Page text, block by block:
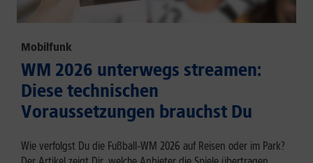
Mobilfunk
WM 2026 unterwegs streamen:
Diese technischen
Voraussetzungen brauchst Du
Wie verfolgst Du die Fußball‑WM 2026 auf Reisen oder im Park?